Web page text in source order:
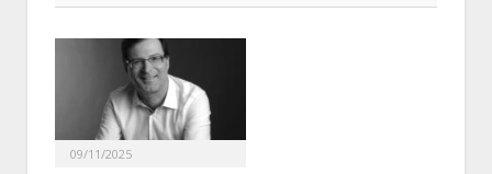
09/11/2025